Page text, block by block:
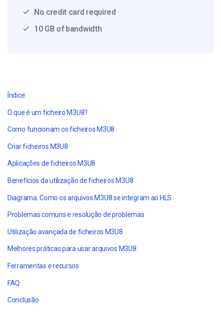
No credit card required
10 GB of bandwidth
Índice:
O que é um ficheiro M3U8?
Como funcionam os ficheiros M3U8
Criar ficheiros M3U8
Aplicações de ficheiros M3U8
Benefícios da utilização de ficheiros M3U8
Diagrama: Como os arquivos M3U8 se integram ao HLS
Problemas comuns e resolução de problemas
Utilização avançada de ficheiros M3U8
Melhores práticas para usar arquivos M3U8
Ferramentas e recursos
FAQ
Conclusão